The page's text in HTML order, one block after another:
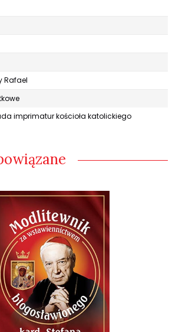
Rafael
imprimatur kościoła katolickiego